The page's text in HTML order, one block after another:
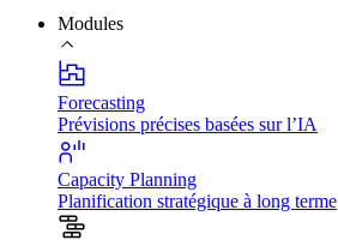
Modules
Forecasting
Prévisions précises basées sur l’IA
Capacity Planning
Planification stratégique à long terme